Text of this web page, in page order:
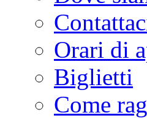
Orari di
Biglietti
Come